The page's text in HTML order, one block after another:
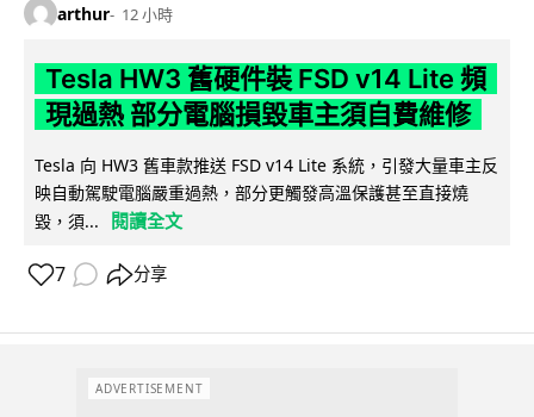
arthur 12 小時
Tesla HW3 舊硬件裝 FSD v14 Lite 頻
現過熱 部分電腦損毀車主須自費維修
Tesla 向 HW3 舊車款推送 FSD v14 Lite 系統，引發大量車主反
映自動駕駛電腦嚴重過熱，部分更觸發高溫保護甚至直接燒
毀，須...
閱讀全文
7 分享
ADVERTISEMENT